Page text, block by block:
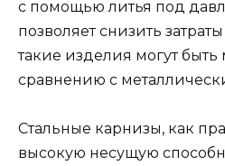
с помощью литья под
позволяет снизить
такие изделия могут
сравнению с
Стальные карнизы, как
высокую несущую